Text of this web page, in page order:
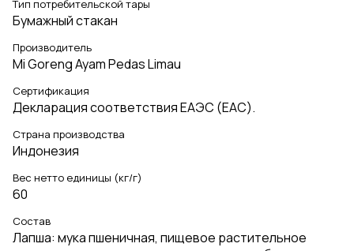
Тип потребительской тары
Бумажный стакан
Производитель
Mi Goreng Ayam Pedas Limau
Сертификация
Декларация соответствия ЕАЭС (EAC).
Страна производства
Индонезия
Вес нетто единицы (кг/г)
60
Состав
Лапша: мука пшеничная, пищевое растительное